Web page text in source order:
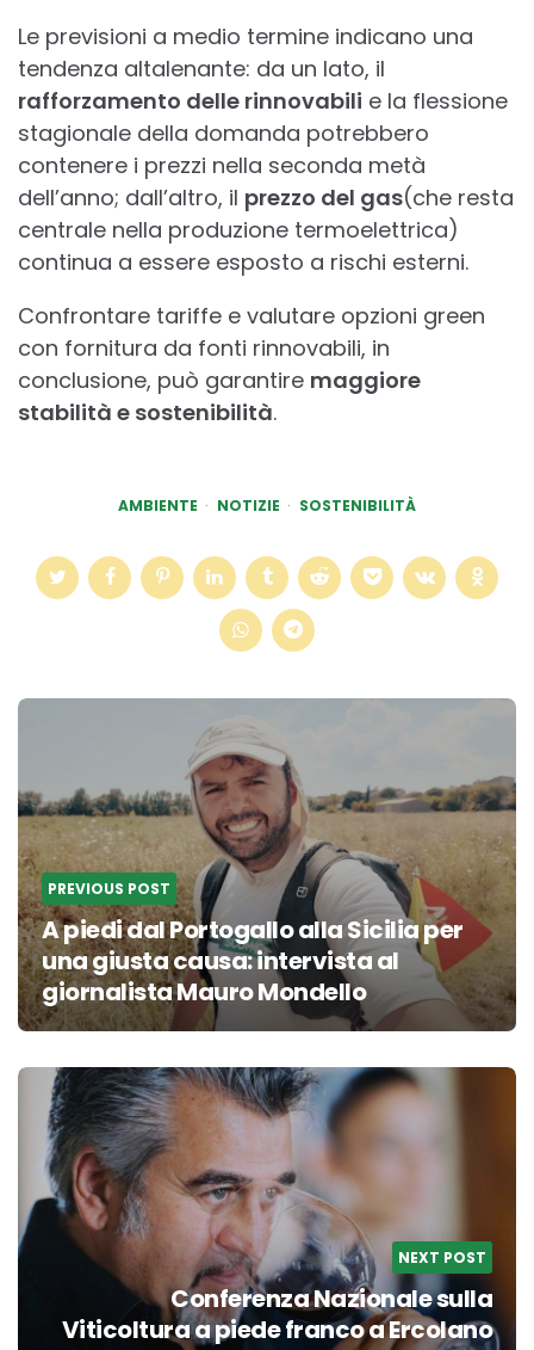
Le previsioni a medio termine indicano una
tendenza altalenante: da un lato, il
rafforzamento delle rinnovabili e la flessione
stagionale della domanda potrebbero
contenere i prezzi nella seconda metà
dell’anno; dall’altro, il prezzo del gas(che resta
centrale nella produzione termoelettrica)
continua a essere esposto a rischi esterni.
Confrontare tariffe e valutare opzioni green
con fornitura da fonti rinnovabili, in
conclusione, può garantire maggiore
stabilità e sostenibilità.
AMBIENTE NOTIZIE SOSTENIBILITÀ
Post
navigation
PREVIOUS POST
A piedi dal Portogallo alla Sicilia per
una giusta causa: intervista al
giornalista Mauro Mondello
NEXT POST
Conferenza Nazionale sulla
Viticoltura a piede franco a Ercolano